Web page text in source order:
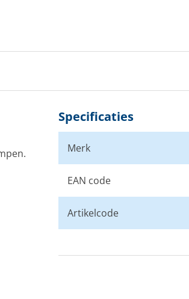
Specificaties
Merk
EAN code
Artikelcode